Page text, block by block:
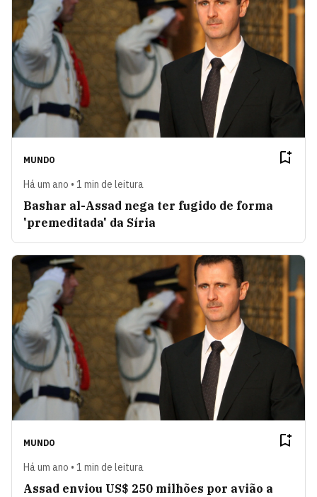
MUNDO
Há um ano • 1 min de leitura
Bashar al-Assad nega ter fugido de forma
'premeditada' da Síria
MUNDO
Há um ano • 1 min de leitura
Assad enviou US$ 250 milhões por avião a